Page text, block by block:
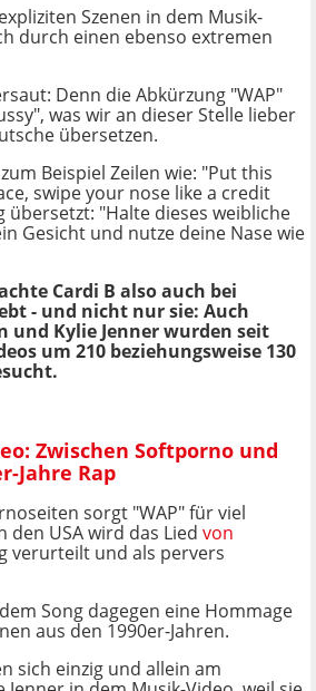
Szenen in dem Musik-
durch einen ebenso extremen
Denn die Abkürzung "WAP"
was wir an dieser Stelle lieber
übersetzen.
Beispiel Zeilen wie: "Put this
swipe your nose like a credit
übersetzt: "Halte dieses weibliche
Gesicht und nutze deine Nase wie
Cardi B also auch bei
- und nicht nur sie: Auch
und Kylie Jenner wurden seit
um 210 beziehungsweise 130
Zwischen Softporno und
Jahre Rap
sorgt "WAP" für viel
den USA wird das Lied von
verurteilt und als pervers
Song dagegen eine Hommage
aus den 1990er-Jahren.
sich einzig und allein am